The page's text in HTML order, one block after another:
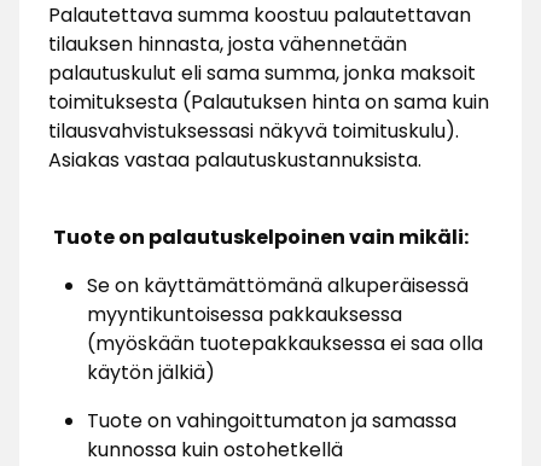
Palautettava summa koostuu palautettavan
tilauksen hinnasta, josta vähennetään
palautuskulut eli sama summa, jonka maksoit
toimituksesta (Palautuksen hinta on sama kuin
tilausvahvistuksessasi näkyvä toimituskulu).
Asiakas vastaa palautuskustannuksista.
Tuote on palautuskelpoinen vain mikäli:
Se on käyttämättömänä alkuperäisessä
myyntikuntoisessa pakkauksessa
(myöskään tuotepakkauksessa ei saa olla
käytön jälkiä)
Tuote on vahingoittumaton ja samassa
kunnossa kuin ostohetkellä